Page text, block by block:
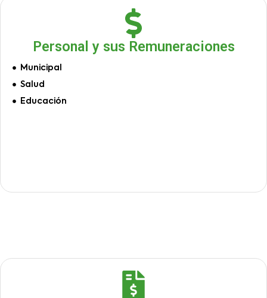
Personal y sus Remuneraciones
Municipal
Salud
Educación